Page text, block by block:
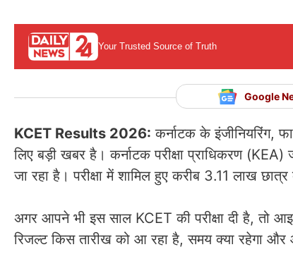
Your Trusted Source of Truth
Google
KCET Results 2026: कर्नाटक के इंजीनियरिंग,
लिए बड़ी खबर है। कर्नाटक परीक्षा प्राधिकरण
जा रहा है। परीक्षा में शामिल हुए करीब 3.11 लाख
अगर आपने भी इस साल KCET की परीक्षा दी है, तो
रिजल्ट किस तारीख को आ रहा है, समय क्या रहेगा